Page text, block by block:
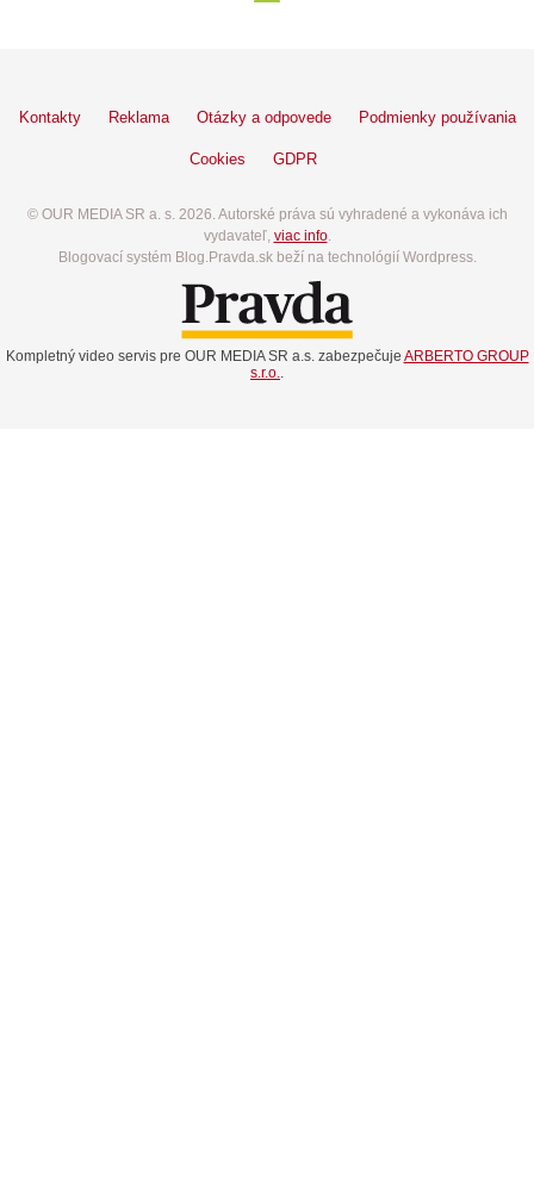
Kontakty Reklama Otázky a odpovede Podmienky používania
Cookies GDPR
© OUR MEDIA SR a. s. 2026. Autorské práva sú vyhradené a vykonáva ich
vydavateľ, viac info.
Blogovací systém Blog.Pravda.sk beží na technológií Wordpress.
Kompletný video servis pre OUR MEDIA SR a.s. zabezpečuje ARBERTO GROUP
s.r.o..